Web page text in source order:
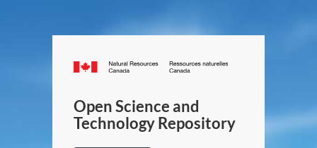
Canada.ca
/
Canada
Open Science and
Technology Repository